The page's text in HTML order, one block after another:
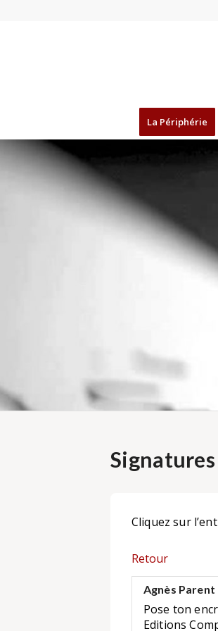
La Périphérie
Cliquez sur
Retour
Agnès Parent
Pose ton
Editions